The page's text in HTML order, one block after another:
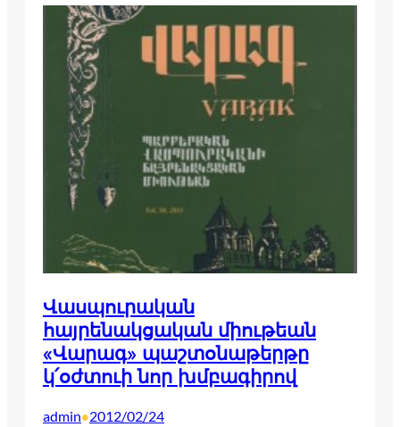
Վասպուրական
հայրենակցական միութեան
«Վարագ» պաշտօնաթերթը
կ՛օժտուի նոր խմբագիրով
admin•2012/02/24